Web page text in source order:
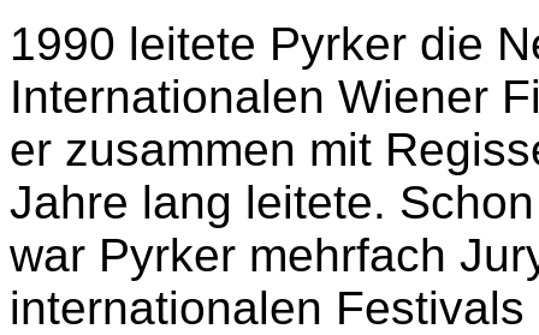
1990 leitete Pyrker die
Internationalen Wiener
er zusammen mit
Jahre lang leitete.
war Pyrker mehrfach
internationalen